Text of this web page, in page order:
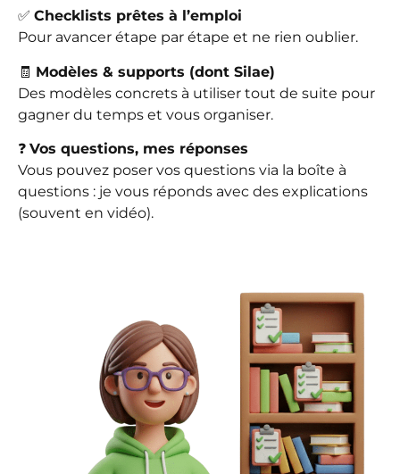
✅ Checklists prêtes à l’emploi
Pour avancer étape par étape et ne rien oublier.
🧾 Modèles & supports (dont Silae)
Des modèles concrets à utiliser tout de suite pour
gagner du temps et vous organiser.
❓ Vos questions, mes réponses
Vous pouvez poser vos questions via la boîte à
questions : je vous réponds avec des explications
(souvent en vidéo).